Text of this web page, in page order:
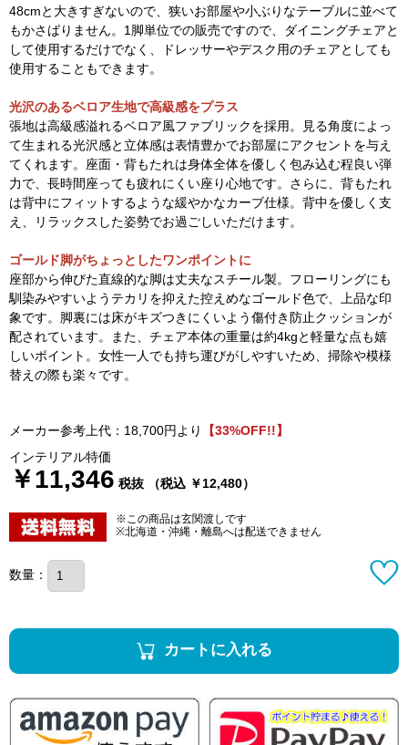
48cmと大きすぎないので、狭いお部屋や小ぶりなテーブルに並べて
もかさばりません。1脚単位での販売ですので、ダイニングチェアと
して使用するだけでなく、ドレッサーやデスク用のチェアとしても
使用することもできます。
光沢のあるベロア生地で高級感をプラス
張地は高級感溢れるベロア風ファブリックを採用。見る角度によっ
て生まれる光沢感と立体感は表情豊かでお部屋にアクセントを与え
てくれます。座面・背もたれは身体全体を優しく包み込む程良い弾
力で、長時間座っても疲れにくい座り心地です。さらに、背もたれ
は背中にフィットするような緩やかなカーブ仕様。背中を優しく支
え、リラックスした姿勢でお過ごしいただけます。
ゴールド脚がちょっとしたワンポイントに
座部から伸びた直線的な脚は丈夫なスチール製。フローリングにも
馴染みやすいようテカリを抑えた控えめなゴールド色で、上品な印
象です。脚裏には床がキズつきにくいよう傷付き防止クッションが
配されています。また、チェア本体の重量は約4kgと軽量な点も嬉
しいポイント。女性一人でも持ち運びがしやすいため、掃除や模様
替えの際も楽々です。
メーカー参考上代：18,700円より
【33%OFF!!】
インテリアル特価
￥11,346 税抜 （税込 ￥12,480）
※この商品は玄関渡しです
※北海道・沖縄・離島へは配送できません
数量：
カートに入れる